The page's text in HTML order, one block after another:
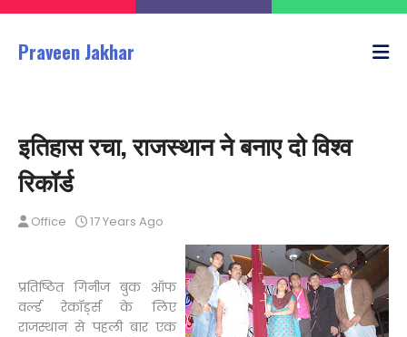
Praveen Jakhar
इतिहास रचा, राजस्थान ने बनाए दो विश्व
रिकॉर्ड
Office 17 Years Ago
प्रतिष्ठित गिनीज बुक ऑफ
वर्ल्ड रेकॉर्ड्स के लिए
राजस्थान से पहली बार एक